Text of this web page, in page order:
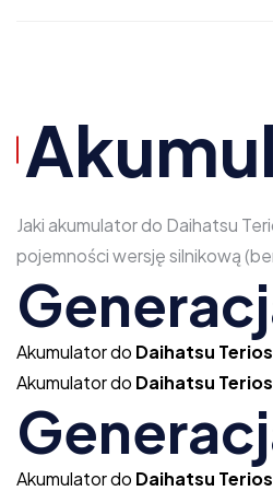
Jaki akumulator do Daihatsu
pojemności wersję silnikową
Akumulator do Daihatsu
Akumulator do Daihatsu
Akumulator do Daihatsu